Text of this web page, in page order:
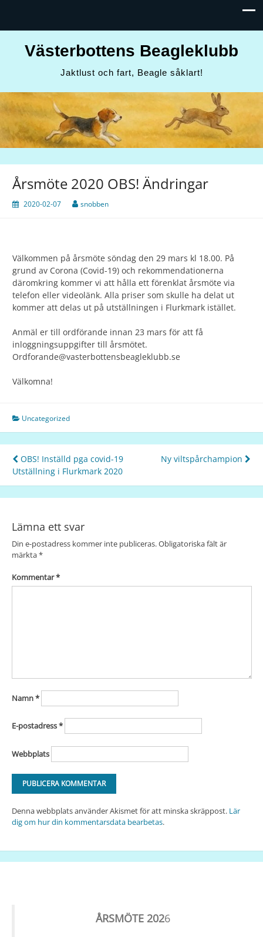
Västerbottens Beagleklubb
Jaktlust och fart, Beagle såklart!
Årsmöte 2020 OBS! Ändringar
2020-02-07 snobben
Välkommen på årsmöte söndag den 29 mars kl 18.00. På
grund av Corona (Covid-19) och rekommendationerna
däromkring kommer vi att hålla ett förenklat årsmöte via
telefon eller videolänk. Alla priser som skulle ha delat ut
kommer att delas ut på utställningen i Flurkmark istället.
Anmäl er till ordförande innan 23 mars för att få
inloggningsuppgifter till årsmötet.
Ordforande@vasterbottensbeagleklubb.se
Välkomna!
Uncategorized
OBS! Inställd pga covid-19
Utställning i Flurkmark 2020
Ny viltspårchampion
Lämna ett svar
Din e-postadress kommer inte publiceras.Obligatoriska fält är
märkta*
Kommentar*
Namn*
E-postadress*
Webbplats
Denna webbplats använder Akismet för att minska skräppost. Lär
dig om hur din kommentarsdata bearbetas.
ÅRSMÖTE 2026